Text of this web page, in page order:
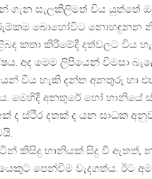
ගැන සැලකිලිමත් විය යුත්තේ
බොහෝවිට නොහඳුනන
කතා කිරීමේදී දත්වලට විය
අද මෙම ලිපියෙන් විමසා
විය හැකි දන්ත අනතුරු හා
මෙහිදී අනතුරේ හෝ හානියේ
ද ස්ථීර දතක් ද යන සාධක අනුව
කිසිදු හානියක් සිදු වී ඇතත්,
පෙන්වීම වැදගත්ය. ඊට